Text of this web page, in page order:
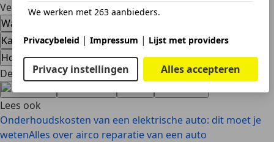
We werken met 263 aanbieders.
Privacybeleid | Impressum | Lijst met providers
Privacy instellingen Alles accepteren
Veelgestelde vragen
Wat gebeurt er als je doorrijdt met een koelvloeistoflek?
Kan ik koelvloeistof bijvullen als er een lek is?
Hoe weet ik of mijn koelvloeistofreservoir lek is?
Deel artikel
Lees ook
Onderhoudskosten van een elektrische auto: dit moet je
wetenAlles over airco reparatie van een auto